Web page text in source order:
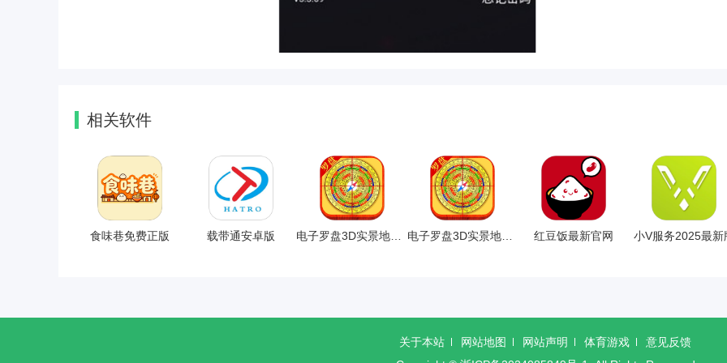
相关软件
食味巷免费正版 载带通安卓版 电子罗盘3D实景地图手机版 红豆饭最新官网 小V服务2025最新
关于本站 网站地图 网站声明 体育游戏
意见反馈